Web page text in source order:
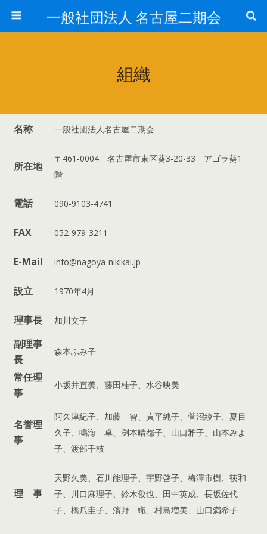
一般社団法人 名古屋二期会
組織
名称 一般社団法人名古屋二期会
所在地
〒461-0004 名古屋市東区葵3-20-33 アゴラ葵1
階
電話 090-9103-4741
FAX 052-979-3211
E-Mail info@nagoya-nikikai.jp
設立 1970年4月
理事長 加川文子
副理事
長
森本ふみ子
常任理
事
小坂井直美、藤田桂子、水谷映美
名誉理
事
阿久津紀子、加藤 智、貞平純子、菅沼綾子、夏目
久子、鳴海 卓、渕本晴都子、山口雅子、山本みよ
子、渡部千枝
理 事
天野久美、石川能理子、宇野啓子、梅澤市樹、荻和
子、川口麻理子、鈴木俊也、田中英成、長坂佐代
子、橋爪圭子、濱野 織、村島増美、山口満希子